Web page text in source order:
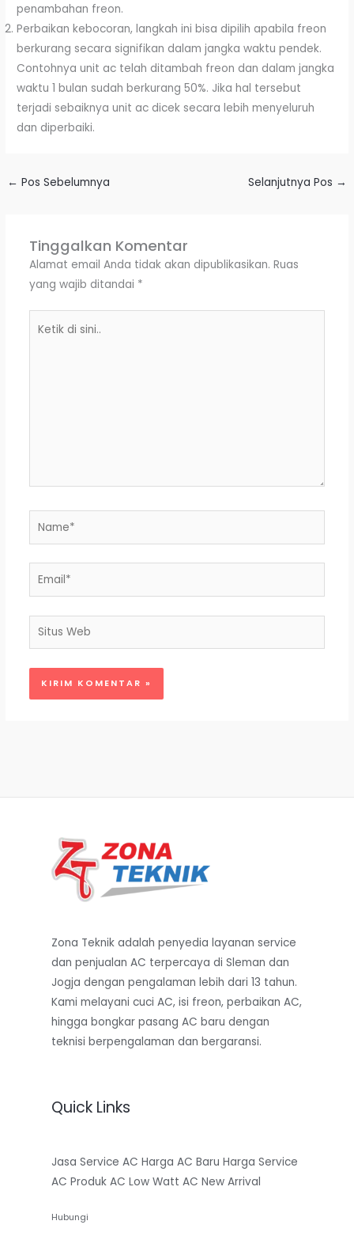
penambahan freon.
Perbaikan kebocoran, langkah ini bisa dipilih apabila freon
berkurang secara signifikan dalam jangka waktu pendek.
Contohnya unit ac telah ditambah freon dan dalam jangka
waktu 1 bulan sudah berkurang 50%. Jika hal tersebut
terjadi sebaiknya unit ac dicek secara lebih menyeluruh
dan diperbaiki.
← Pos Sebelumnya Selanjutnya Pos →
Tinggalkan Komentar
Alamat email Anda tidak akan dipublikasikan. Ruas
yang wajib ditandai *
Name*
Email*
Situs
Zona Teknik adalah penyedia layanan service
dan penjualan AC terpercaya di Sleman dan
Jogja dengan pengalaman lebih dari 13 tahun.
Kami melayani cuci AC, isi freon, perbaikan AC,
hingga bongkar pasang AC baru dengan
teknisi berpengalaman dan bergaransi.
Quick Links
Jasa Service AC Harga AC Baru Harga Service
AC Produk AC Low Watt AC New Arrival
Hubungi